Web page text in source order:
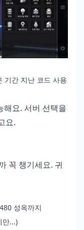
기간 지난 코드 사용
해요. 서버 선택을
요.
꼭 챙기세요. 귀
성옥까지
만...)